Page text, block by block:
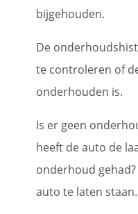
bijgehouden.
De
te controleren of
onderhouden is.
Is er geen
heeft de auto de
onderhoud
auto te laten staan.